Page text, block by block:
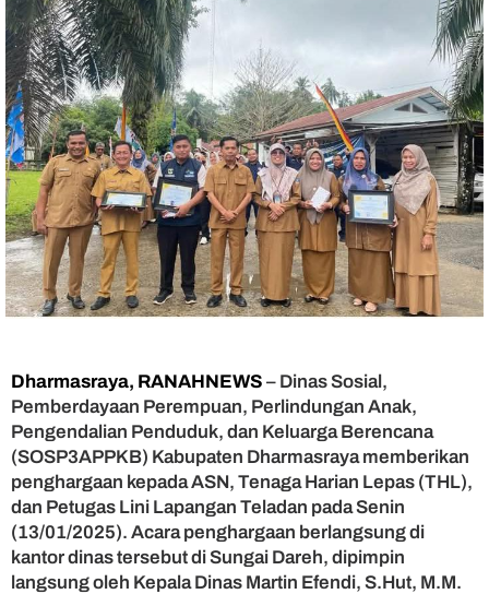
K
H
d
a
n
P
e
t
u
g
a
s
T
e
l
a
n
D
h
a
r
m
a
s
r
Dharmasraya, RANAHNEWS – Dinas Sosial,
Pemberdayaan Perempuan, Perlindungan Anak,
Pengendalian Penduduk, dan Keluarga Berencana
(SOSP3APPKB) Kabupaten Dharmasraya memberikan
penghargaan kepada ASN, Tenaga Harian Lepas (THL),
dan Petugas Lini Lapangan Teladan pada Senin
(13/01/2025). Acara penghargaan berlangsung di
kantor dinas tersebut di Sungai Dareh, dipimpin
langsung oleh Kepala Dinas Martin Efendi, S.Hut, M.M.